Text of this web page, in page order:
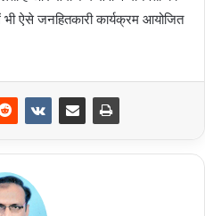
भी ऐसे जनहितकारी कार्यक्रम आयोजित